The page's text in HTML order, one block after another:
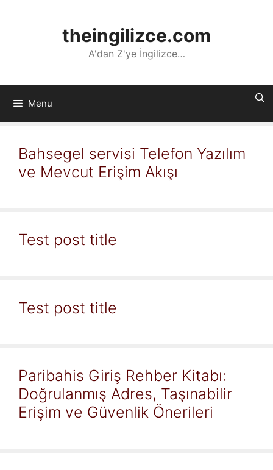
theingilizce.com
A'dan Z'ye İngilizce…
Menu
Bahsegel servisi Telefon Yazılım
ve Mevcut Erişim Akışı
Test post title
Test post title
Paribahis Giriş Rehber Kitabı:
Doğrulanmış Adres, Taşınabilir
Erişim ve Güvenlik Önerileri